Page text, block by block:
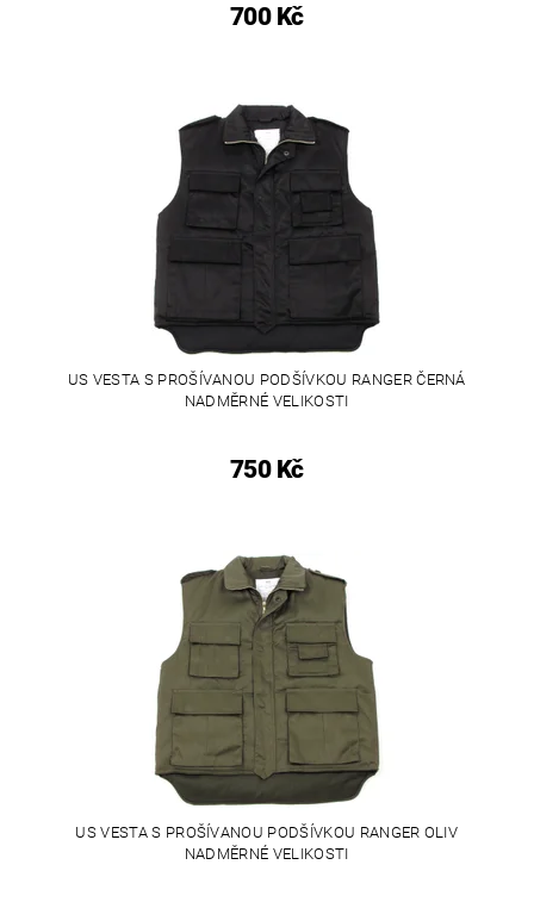
700 Kč
US VESTA S PROŠÍVANOU PODŠÍVKOU RANGER ČERNÁ
NADMĚRNÉ VELIKOSTI
750 Kč
US VESTA S PROŠÍVANOU PODŠÍVKOU RANGER OLIV
NADMĚRNÉ VELIKOSTI